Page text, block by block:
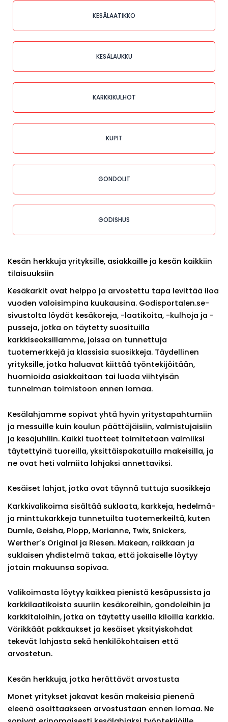
KESÄLAATIKKO
KESÄLAUKKU
KARKKIKULHOT
KUPIT
GONDOLIT
GODISHUS
Kesän herkkuja yrityksille, asiakkaille ja kesän kaikkiin
tilaisuuksiin
Kesäkarkit ovat helppo ja arvostettu tapa levittää iloa
vuoden valoisimpina kuukausina. Godisportalen.se-
sivustolta löydät kesäkoreja, -laatikoita, -kulhoja ja -
pusseja, jotka on täytetty suosituilla
karkkiseoksillamme, joissa on tunnettuja
tuotemerkkejä ja klassisia suosikkeja. Täydellinen
yrityksille, jotka haluavat kiittää työntekijöitään,
huomioida asiakkaitaan tai luoda viihtyisän
tunnelman toimistoon ennen lomaa.
Kesälahjamme sopivat yhtä hyvin yritystapahtumiin
ja messuille kuin koulun päättäjäisiin, valmistujaisiin
ja kesäjuhliin. Kaikki tuotteet toimitetaan valmiiksi
täytettyinä tuoreilla, yksittäispakatuilla makeisilla, ja
ne ovat heti valmiita lahjaksi annettaviksi.
Kesäiset lahjat, jotka ovat täynnä tuttuja suosikkeja
Karkkivalikoima sisältää suklaata, karkkeja, hedelmä-
ja minttukarkkeja tunnetuilta tuotemerkeiltä, kuten
Dumle, Geisha, Plopp, Marianne, Twix, Snickers,
Werther’s Original ja Riesen. Makean, raikkaan ja
suklaisen yhdistelmä takaa, että jokaiselle löytyy
jotain makuunsa sopivaa.
Valikoimasta löytyy kaikkea pienistä kesäpussista ja
karkkilaatikoista suuriin kesäkoreihin, gondoleihin ja
karkkitaloihin, jotka on täytetty useilla kiloilla karkkia.
Värikkäät pakkaukset ja kesäiset yksityiskohdat
tekevät lahjasta sekä henkilökohtaisen että
arvostetun.
Kesän herkkuja, jotka herättävät arvostusta
Monet yritykset jakavat kesän makeisia pienenä
eleenä osoittaakseen arvostustaan ennen lomaa. Ne